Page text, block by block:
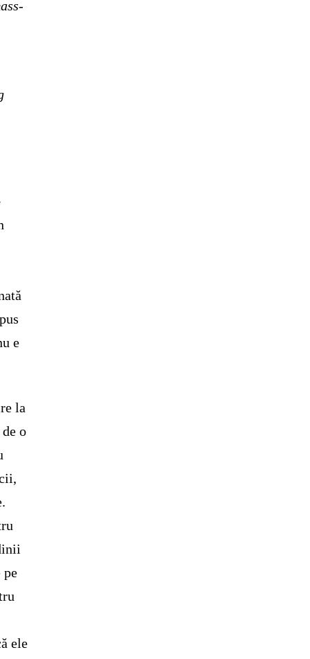
e
la
o
pe
ele